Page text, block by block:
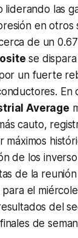
las
en otros
de un
se
un fuerte
En
Average
cauto,
máximos
de los
de la
para el
del
de